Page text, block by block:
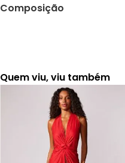
Composição
Quem viu, viu também